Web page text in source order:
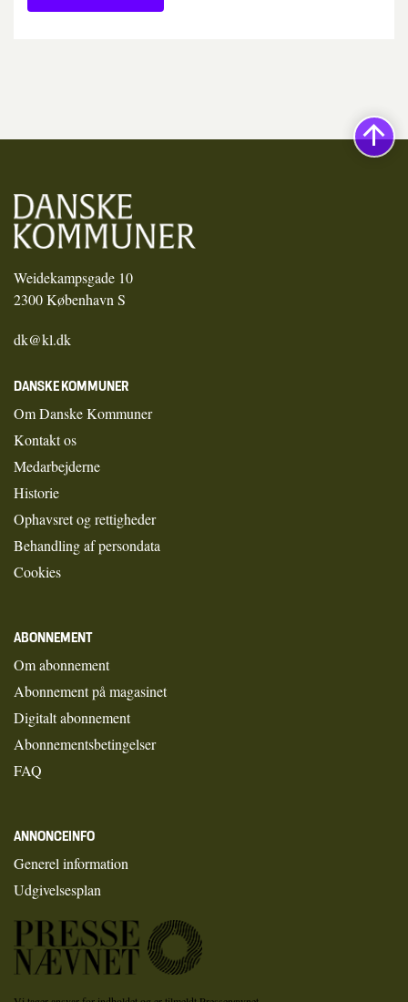
Weidekampsgade 10
2300 København S
dk@kl.dk
DANSKE KOMMUNER
Om Danske Kommuner
Kontakt os
Medarbejderne
Historie
Ophavsret og rettigheder
Behandling af persondata
Cookies
ABONNEMENT
Om abonnement
Abonnement på magasinet
Digitalt abonnement
Abonnementsbetingelser
FAQ
ANNONCEINFO
Generel information
Udgivelsesplan